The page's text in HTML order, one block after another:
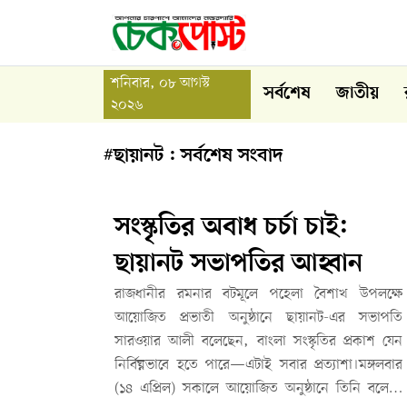
শনিবার, ০৮ আগস্ট
২০২৬
সর্বশেষ জাতীয়
#ছায়ানট : সর্বশেষ সংবাদ
সংস্কৃতির অবাধ চর্চা চাই:
ছায়ানট সভাপতির আহ্বান
রাজধানীর রমনার বটমূলে পহেলা বৈশাখ উপলক্ষে
আয়োজিত প্রভাতী অনুষ্ঠানে ছায়ানট-এর সভাপতি
সারওয়ার আলী বলেছেন, বাংলা সংস্কৃতির প্রকাশ যেন
নির্বিঘ্নভাবে হতে পারে—এটাই সবার প্রত্যাশা।মঙ্গলবার
(১৪ এপ্রিল) সকালে আয়োজিত অনুষ্ঠানে তিনি বলেন,